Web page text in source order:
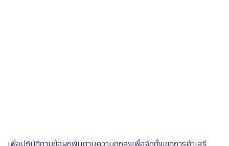
เพื่อปฏิบัติตามข้อผูกพันตามความตกลงเพื่อจัดตั้งเขตการค้าเสรี